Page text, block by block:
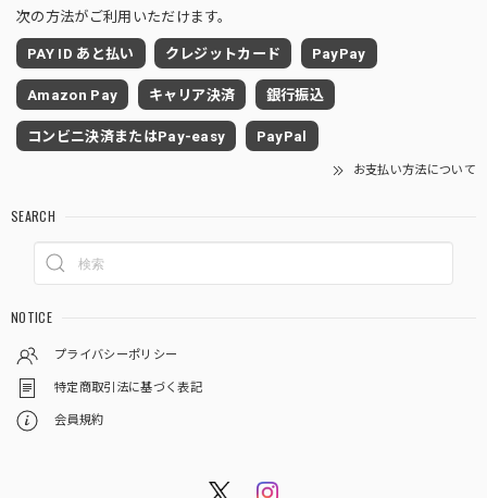
次の方法がご利用いただけます。
PAY ID あと払い クレジットカード PayPay
Amazon Pay キャリア決済 銀行振込
コンビニ決済またはPay-easy PayPal
お支払い方法について
SEARCH
NOTICE
プライバシーポリシー
特定商取引法に基づく表記
会員規約